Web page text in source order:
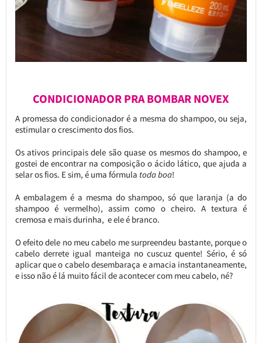
CONDICIONADOR PRA BOMBAR NOVEX
A promessa do condicionador é a mesma do shampoo, ou seja,
estimular o crescimento dos fios.
Os ativos principais dele são quase os mesmos do shampoo, e
gostei de encontrar na composição o ácido lático, que ajuda a
selar os fios. E sim, é uma fórmula toda boa!
A embalagem é a mesma do shampoo, só que laranja (a do
shampoo é vermelho), assim como o cheiro. A textura é
cremosa e mais durinha, e ele é branco.
O efeito dele no meu cabelo me surpreendeu bastante, porque o
cabelo derrete igual manteiga no cuscuz quente! Sério, é só
aplicar que o cabelo desembaraça e amacia instantaneamente,
e isso não é lá muito fácil de acontecer com meu cabelo, né?